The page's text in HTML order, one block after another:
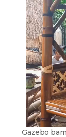
Gazebo